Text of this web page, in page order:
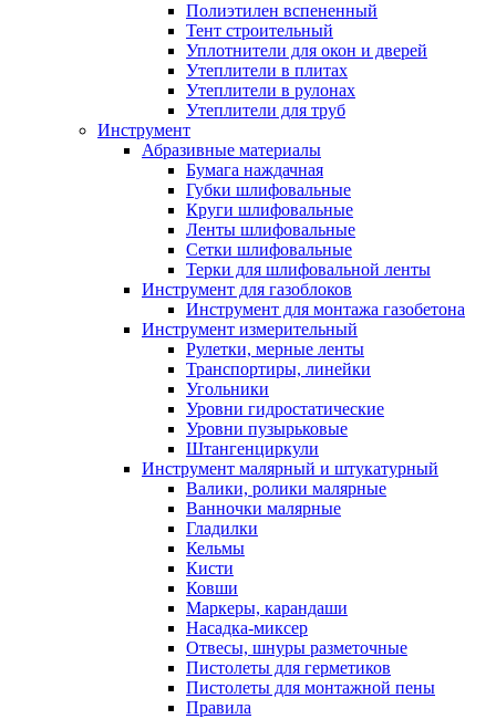
Полиэтилен вспененный
Тент строительный
Уплотнители для окон и дверей
Утеплители в плитах
Утеплители в рулонах
Утеплители для труб
Инструмент
Абразивные материалы
Бумага наждачная
Губки шлифовальные
Круги шлифовальные
Ленты шлифовальные
Сетки шлифовальные
Терки для шлифовальной ленты
Инструмент для газоблоков
Инструмент для монтажа газобетона
Инструмент измерительный
Рулетки, мерные ленты
Транспортиры, линейки
Угольники
Уровни гидростатические
Уровни пузырьковые
Штангенциркули
Инструмент малярный и штукатурный
Валики, ролики малярные
Ванночки малярные
Гладилки
Кельмы
Кисти
Ковши
Маркеры, карандаши
Насадка-миксер
Отвесы, шнуры разметочные
Пистолеты для герметиков
Пистолеты для монтажной пены
Правила